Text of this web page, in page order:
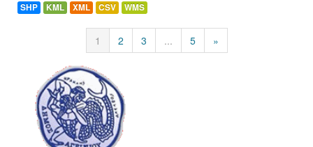
SHP KML XML CSV WMS
1 2 3 ... 5 »